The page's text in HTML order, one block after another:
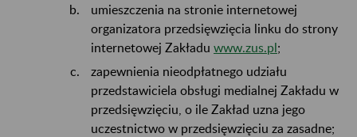
umieszczenia na stronie internetowej
organizatora przedsięwzięcia linku do strony
internetowej Zakładu www.zus.pl;
zapewnienia nieodpłatnego udziału
przedstawiciela obsługi medialnej Zakładu w
przedsięwzięciu, o ile Zakład uzna jego
uczestnictwo w przedsięwzięciu za zasadne;